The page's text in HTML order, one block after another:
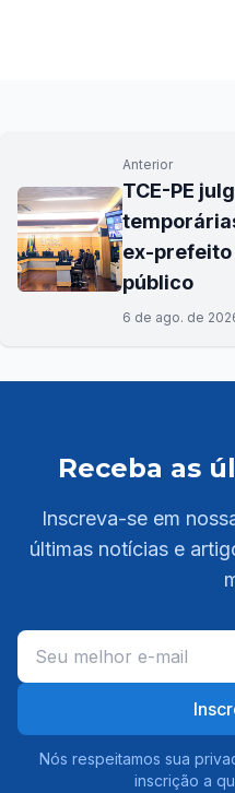
Anterior
TCE-PE
ex-
público
6 de ago. de
Receba as
Inscreva-se em
últimas notícias e
Nós respeitamos sua
inscrição a